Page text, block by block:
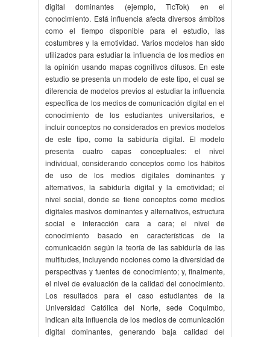
digital dominantes (ejemplo, TicTok) en el
conocimiento. Está influencia afecta diversos ámbitos
como el tiempo disponible para el estudio, las
costumbres y la emotividad. Varios modelos han sido
utilizados para estudiar la influencia de los medios en
la opinión usando mapas cognitivos difusos. En este
estudio se presenta un modelo de este tipo, el cual se
diferencia de modelos previos al estudiar la influencia
específica de los medios de comunicación digital en el
conocimiento de los estudiantes universitarios, e
incluir conceptos no considerados en previos modelos
de este tipo, como la sabiduría digital. El modelo
presenta cuatro capas conceptuales: el nivel
individual, considerando conceptos como los hábitos
de uso de los medios digitales dominantes y
alternativos, la sabiduría digital y la emotividad; el
nivel social, donde se tiene conceptos como medios
digitales masivos dominantes y alternativos, estructura
social e interacción cara a cara; el nivel de
conocimiento basado en características de la
comunicación según la teoría de las sabiduría de las
multitudes, incluyendo nociones como la diversidad de
perspectivas y fuentes de conocimiento; y, finalmente,
el nivel de evaluación de la calidad del conocimiento.
Los resultados para el caso estudiantes de la
Universidad Católica del Norte, sede Coquimbo,
indican alta influencia de los medios de comunicación
digital dominantes, generando baja calidad del